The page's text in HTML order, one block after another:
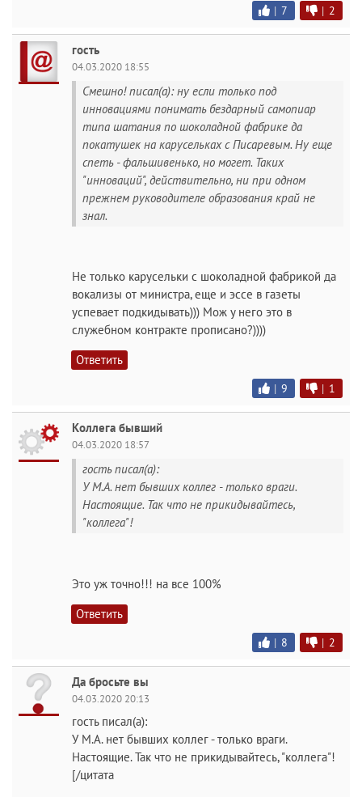
| 7 | 2
гость
04.03.2020 18:55
Смешно! писал(а): ну если только под
инновациями понимать бездарный самопиар
типа шатания по шоколадной фабрике да
покатушек на карусельках с Писаревым. Ну еще
спеть - фальшивенько, но могет. Таких
"инноваций", действительно, ни при одном
прежнем руководителе образования край не
знал.
Не только карусельки с шоколадной фабрикой да
вокализы от министра, еще и эссе в газеты
успевает подкидывать))) Мож у него это в
служебном контракте прописано?))))
Ответить
| 9 | 1
Коллега бывший
04.03.2020 18:57
гость писал(а):
У М.А. нет бывших коллег - только враги.
Настоящие. Так что не прикидывайтесь,
"коллега"!
Это уж точно!!! на все 100%
Ответить
| 8 | 2
Да бросьте вы
04.03.2020 20:13
гость писал(а):
У М.А. нет бывших коллег - только враги.
Настоящие. Так что не прикидывайтесь, "коллега"!
[/цитата